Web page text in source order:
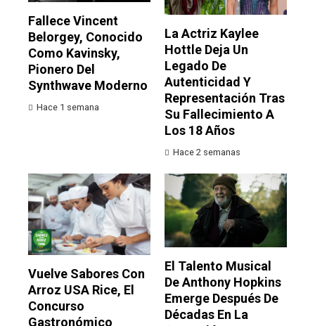
Fallece Vincent
Belorgey, Conocido
Como Kavinsky,
Pionero Del
Synthwave Moderno
Hace 1 semana
La Actriz Kaylee
Hottle Deja Un
Legado De
Autenticidad Y
Representación Tras
Su Fallecimiento A
Los 18 Años
Hace 2 semanas
Vuelve Sabores Con
Arroz USA Rice, El
Concurso
Gastronómico
El Talento Musical
De Anthony Hopkins
Emerge Después De
Décadas En La